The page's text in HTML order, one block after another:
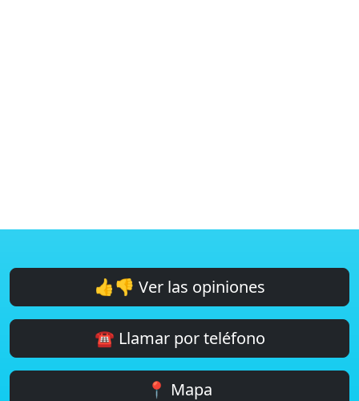
👍👎 Ver las opiniones
☎️ Llamar por teléfono
📍 Mapa